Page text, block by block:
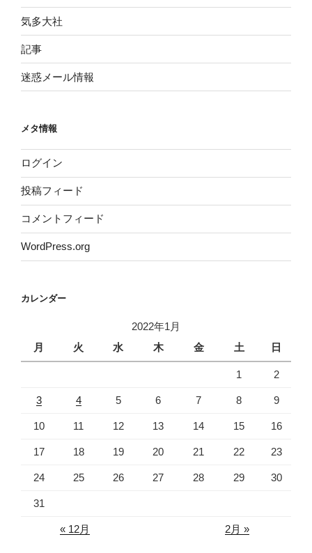
気多大社
記事
迷惑メール情報
メタ情報
ログイン
投稿フィード
コメントフィード
WordPress.org
カレンダー
2022年1月
月
火 水 木 金 土 日
1 2
3 4 5 6 7 8 9
10 11 12 13 14 15 16
17 18 19 20 21 22 23
24 25 26 27 28 29 30
31
« 12月 2月 »